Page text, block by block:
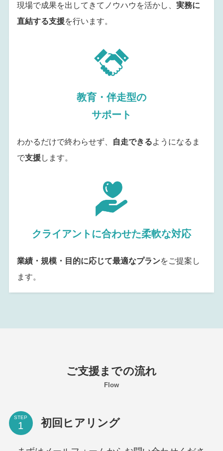
現場で成果を出してきてノウハウを活かし、実務に
直結する支援を行います。
教育・伴走型の
サポート
わかるだけで終わらせず、 自走できるようになるま
で支援します。
クライアントに合わせた柔軟な対応
業績・規模・目的に応じて最適なプランをご提案し
ます。
ご支援までの流れ
Flow
STEP 初回ヒアリング